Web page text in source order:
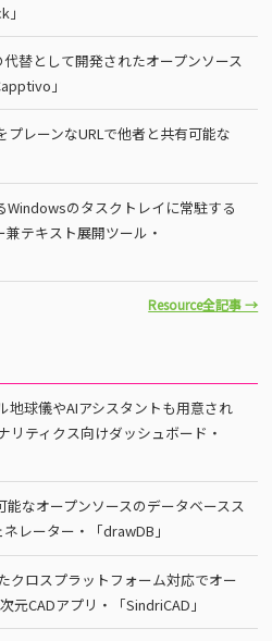
替として開発されたオープンソース
」
レーンなURLで他者と共有可能な
のタスクトレイに常駐する
テキスト展開ツール・
Resource全記事 →
地球儀やAIアシスタントも用意され
リティクス向けダッシュボード・
なオープンソースのデータベースス
レーター・「drawDB」
クロスプラットフォーム対応でオー
元CADアプリ・「SindriCAD」